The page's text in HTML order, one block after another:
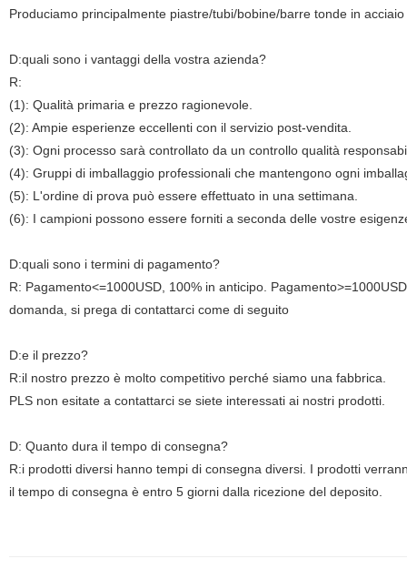
Produciamo principalmente piastre/tubi/bobine/barre tonde in
D:quali sono i vantaggi della vostra azienda?
R:
(1): Qualità primaria e prezzo ragionevole.
(2): Ampie esperienze eccellenti con il servizio post-vendita.
(3): Ogni processo sarà controllato da un controllo qualità
(4): Gruppi di imballaggio professionali che mantengono ogni
(5): L'ordine di prova può essere effettuato in una settimana.
(6): I campioni possono essere forniti a seconda delle vostre
D:quali sono i termini di pagamento?
R: Pagamento<=1000USD, 100% in anticipo.
domanda, si prega di contattarci come di seguito
D:e il prezzo?
R:il nostro prezzo è molto competitivo perché siamo una fabbrica.
PLS non esitate a contattarci se siete interessati ai nostri prodotti.
D: Quanto dura il tempo di consegna?
R:i prodotti diversi hanno tempi di consegna diversi. I prodotti
il tempo di consegna è entro 5 giorni dalla ricezione del deposito.